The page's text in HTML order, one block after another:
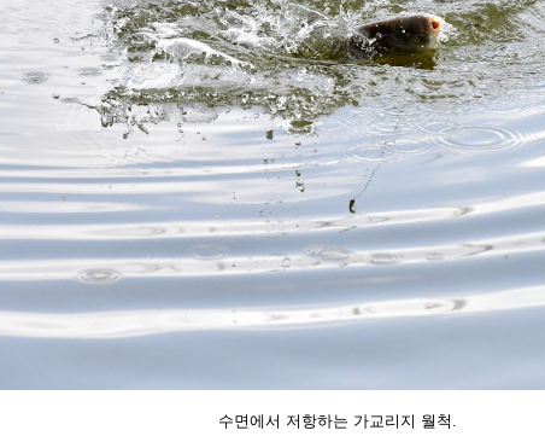
수면에서 저항하는 가교리지 월척.